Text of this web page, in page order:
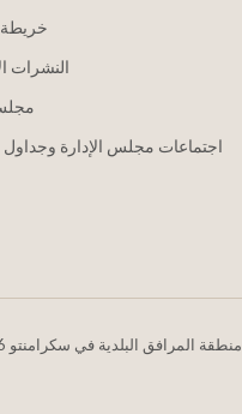
خريطة
النشرات
اجتماعات مجلس الإدارة وجداول
2026 منطقة المرافق البلدية في سكرامنتو